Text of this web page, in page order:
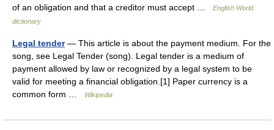
of an obligation and that a creditor must accept …
English World
dictionary
Legal tender— This article is about the payment medium. For the
song, see Legal Tender (song). Legal tender is a medium of
payment allowed by law or recognized by a legal system to be
valid for meeting a financial obligation.[1] Paper currency is a
common form …
Wikipedia